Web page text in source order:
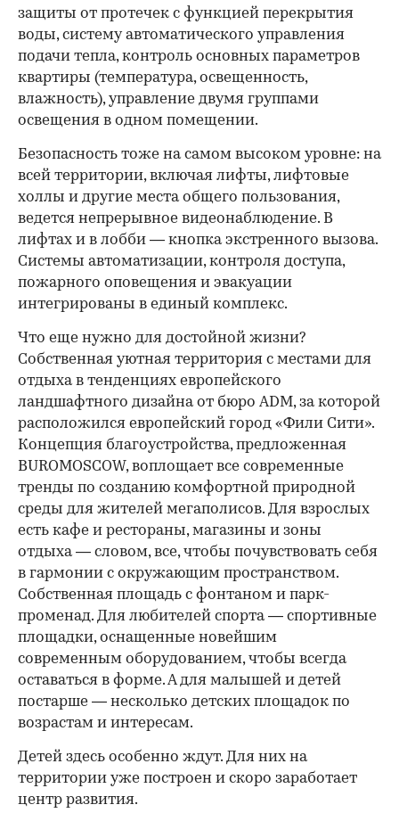
защиты от протечек с функцией перекрытия
воды, систему автоматического управления
подачи тепла, контроль основных параметров
квартиры (температура, освещенность,
влажность), управление двумя группами
освещения в одном помещении.
Безопасность тоже на самом высоком уровне: на
всей территории, включая лифты, лифтовые
холлы и другие места общего пользования,
ведется непрерывное видеонаблюдение. В
лифтах и в лобби — кнопка экстренного вызова.
Системы автоматизации, контроля доступа,
пожарного оповещения и эвакуации
интегрированы в единый комплекс.
Что еще нужно для достойной жизни?
Собственная уютная территория с местами для
отдыха в тенденциях европейского
ландшафтного дизайна от бюро ADM, за которой
расположился европейский город «Фили Сити».
Концепция благоустройства, предложенная
BUROMOSCOW, воплощает все современные
тренды по созданию комфортной природной
среды для жителей мегаполисов. Для взрослых
есть кафе и рестораны, магазины и зоны
отдыха — словом, все, чтобы почувствовать себя
в гармонии с окружающим пространством.
Собственная площадь с фонтаном и парк-
променад. Для любителей спорта — спортивные
площадки, оснащенные новейшим
современным оборудованием, чтобы всегда
оставаться в форме. А для малышей и детей
постарше — несколько детских площадок по
возрастам и интересам.
Детей здесь особенно ждут. Для них на
территории уже построен и скоро заработает
центр развития.